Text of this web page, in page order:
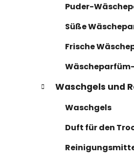
Puder-
Süße
Frische
Waschgels und
Waschgels
Duft für den